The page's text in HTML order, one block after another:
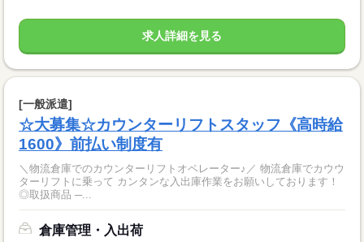
求人詳細を見る
[一般派遣]
☆大募集☆カウンターリフトスタッフ《高時給
1600》前払い制度有
＼物流倉庫でのカウンターリフトオペレーター♪／ 物流倉庫でカウウ
ターリフトに乗って カンタンな入出庫作業をお願いしております！
◎取扱商品 ─...
倉庫管理・入出荷